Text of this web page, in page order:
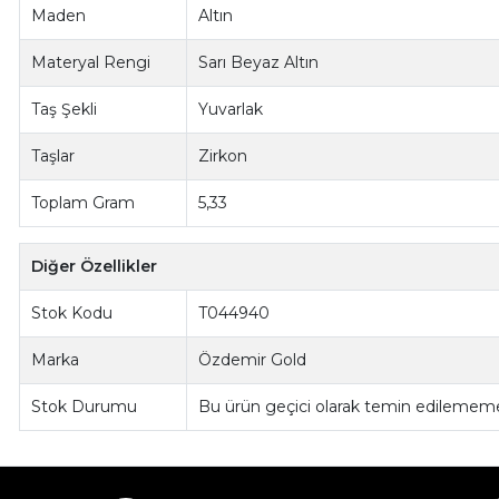
Maden Altın
Materyal Rengi Sarı Beyaz Altın
Taş Şekli Yuvarlak
Taşlar Zirkon
Toplam Gram 5,33
Diğer Özellikler
Stok Kodu T044940
Marka Özdemir Gold
Stok Durumu Bu ürün geçici olarak temin